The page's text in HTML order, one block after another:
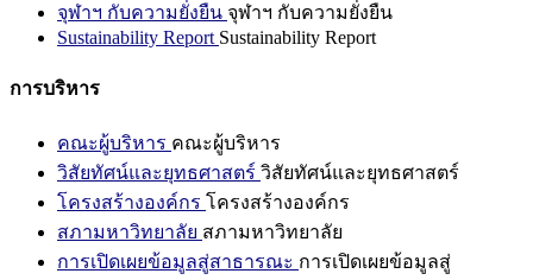
จุฬาฯ กับความยั่งยืน จุฬาฯ กับความยั่งยืน
Sustainability Report Sustainability Report
การบริหาร
คณะผู้บริหาร คณะผู้บริหาร
วิสัยทัศน์และยุทธศาสตร์ วิสัยทัศน์และยุทธศาสตร์
โครงสร้างองค์กร โครงสร้างองค์กร
สภามหาวิทยาลัย สภามหาวิทยาลัย
การเปิดเผยข้อมูลสู่สาธารณะ การเปิดเผยข้อมูลสู่